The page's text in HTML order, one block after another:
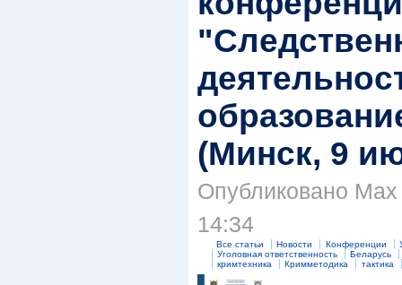
(Минск, 9
Опубликовано
14:34
Все статьи Новости Конференции
Уголовная ответственность
Беларусь
кримтехника
Кримметодика тактика